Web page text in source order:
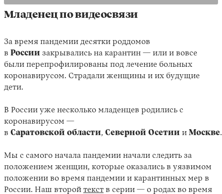
Младенец по видеосвязи
За время пандемии десятки роддомов
в России закрывались на карантин — или и вовсе
были перепрофилированы под лечение больных
коронавирусом. Страдали женщины и их будущие
дети.
В России уже несколько младенцев родились с
коронавирусом —
в Саратовской области, Северной Осетии и Москве
Мы с самого начала пандемии начали следить за
положением женщин, которые оказались в уязвимом
положении во время пандемии и карантинных мер в
России. Наш второй текст в серии — о родах во время